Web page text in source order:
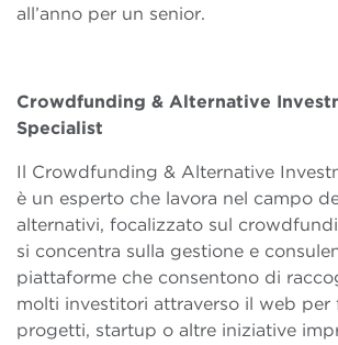
all’anno per un senior.
Crowdfunding & Alternative
Specialist
Il Crowdfunding & Alternative
è un esperto che lavora nel campo
alternativi, focalizzato sul
si concentra sulla gestione e
piattaforme che consentono di
molti investitori attraverso il web per
progetti, startup o altre iniziative